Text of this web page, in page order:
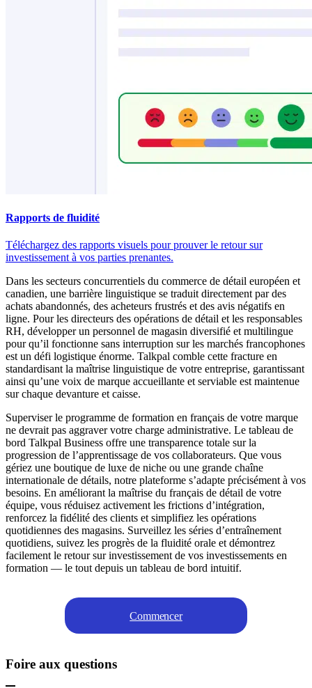
Rapports de fluidité
Téléchargez des rapports visuels pour prouver le retour sur
investissement à vos parties prenantes.
Dans les secteurs concurrentiels du commerce de détail européen et
canadien, une barrière linguistique se traduit directement par des
achats abandonnés, des acheteurs frustrés et des avis négatifs en
ligne. Pour les directeurs des opérations de détail et les responsables
RH, développer un personnel de magasin diversifié et multilingue
pour qu’il fonctionne sans interruption sur les marchés francophones
est un défi logistique énorme. Talkpal comble cette fracture en
standardisant la maîtrise linguistique de votre entreprise, garantissant
ainsi qu’une voix de marque accueillante et serviable est maintenue
sur chaque devanture et caisse.
Superviser le programme de formation en français de votre marque
ne devrait pas aggraver votre charge administrative. Le tableau de
bord Talkpal Business offre une transparence totale sur la
progression de l’apprentissage de vos collaborateurs. Que vous
gériez une boutique de luxe de niche ou une grande chaîne
internationale de détails, notre plateforme s’adapte précisément à vos
besoins. En améliorant la maîtrise du français de détail de votre
équipe, vous réduisez activement les frictions d’intégration,
renforcez la fidélité des clients et simplifiez les opérations
quotidiennes des magasins. Surveillez les séries d’entraînement
quotidiens, suivez les progrès de la fluidité orale et démontrez
facilement le retour sur investissement de vos investissements en
formation — le tout depuis un tableau de bord intuitif.
Commencer
Foire aux questions